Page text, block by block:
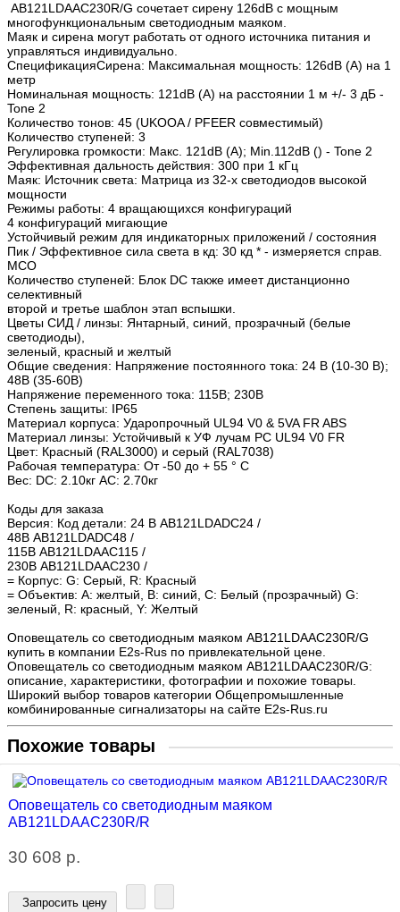
AB121LDAAC230R/G сочетает сирену 126dB с мощным
многофункциональным светодиодным маяком.
Маяк и сирена могут работать от одного источника питания и
управляться индивидуально.
СпецификацияСирена: Максимальная мощность: 126dB (A) на 1
метр
Номинальная мощность: 121dB (A) на расстоянии 1 м +/- 3 дБ -
Tone 2
Количество тонов: 45 (UKOOA / PFEER совместимый)
Количество ступеней: 3
Регулировка громкости: Макс. 121dB (A); Min.112dB () - Tone 2
Эффективная дальность действия: 300 при 1 кГц
Маяк: Источник света: Матрица из 32-х светодиодов высокой
мощности
Режимы работы: 4 вращающихся конфигураций
4 конфигураций мигающие
Устойчивый режим для индикаторных приложений / состояния
Пик / Эффективное сила света в кд: 30 кд * - измеряется справ.
МСО
Количество ступеней: Блок DC также имеет дистанционно
селективный
второй и третье шаблон этап вспышки.
Цветы СИД / линзы: Янтарный, синий, прозрачный (белые
светодиоды),
зеленый, красный и желтый
Общие сведения: Напряжение постоянного тока: 24 В (10-30 В);
48В (35-60В)
Напряжение переменного тока: 115В; 230В
Степень защиты: IP65
Материал корпуса: Ударопрочный UL94 V0 & 5VA FR ABS
Материал линзы: Устойчивый к УФ лучам PC UL94 V0 FR
Цвет: Красный (RAL3000) и серый (RAL7038)
Рабочая температура: От -50 до + 55 ° C
Вес: DC: 2.10кг AC: 2.70кг
Коды для заказа
Версия: Код детали: 24 В AB121LDADC24 /
48В AB121LDADC48 /
115В AB121LDAAC115 /
230В AB121LDAAC230 /
= Корпус: G: Серый, R: Красный
= Объектив: A: желтый, В: синий, C: Белый (прозрачный) G:
зеленый, R: красный, Y: Желтый
Оповещатель со светодиодным маяком AB121LDAAC230R/G
купить в компании E2s-Rus по привлекательной цене.
Оповещатель со светодиодным маяком AB121LDAAC230R/G:
описание, характеристики, фотографии и похожие товары.
Широкий выбор товаров категории Общепромышленные
комбинированные сигнализаторы на сайте E2s-Rus.ru
Похожие товары
Оповещатель со светодиодным маяком
AB121LDAAC230R/R
30 608 р.
Запросить цену